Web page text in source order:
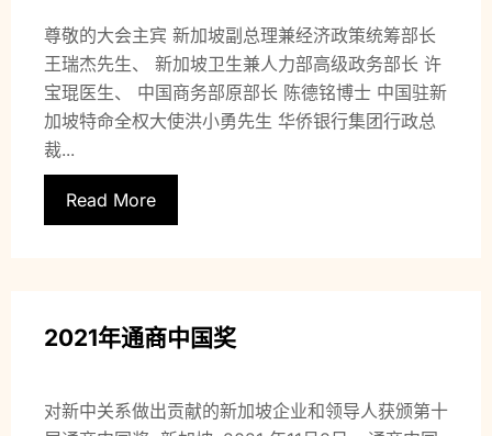
尊敬的大会主宾 新加坡副总理兼经济政策统筹部长
王瑞杰先生、 新加坡卫生兼人力部高级政务部长 许
宝琨医生、 中国商务部原部长 陈德铭博士 中国驻新
加坡特命全权大使洪小勇先生 华侨银行集团行政总
裁...
Read More
2021年通商中国奖
对新中关系做出贡献的新加坡企业和领导人获颁第十